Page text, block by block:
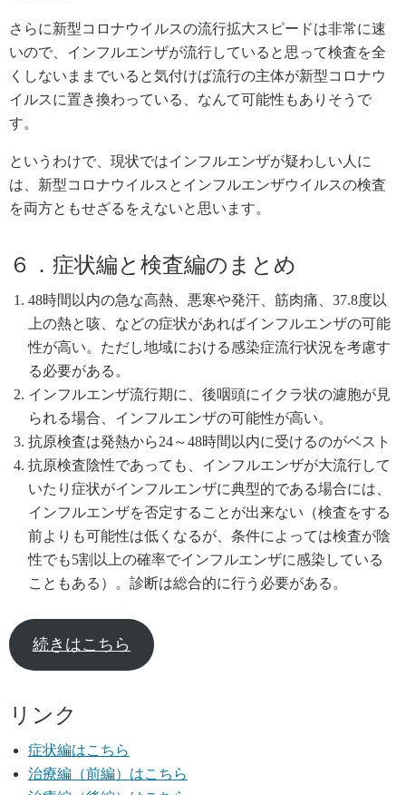
さらに新型コロナウイルスの流行拡大スピードは非常に速
いので、インフルエンザが流行していると思って検査を全
くしないままでいると気付けば流行の主体が新型コロナウ
イルスに置き換わっている、なんて可能性もありそうで
す。
というわけで、現状ではインフルエンザが疑わしい人に
は、新型コロナウイルスとインフルエンザウイルスの検査
を両方ともせざるをえないと思います。
６．症状編と検査編のまとめ
48時間以内の急な高熱、悪寒や発汗、筋肉痛、37.8度以
上の熱と咳、などの症状があればインフルエンザの可能
性が高い。ただし地域における感染症流行状況を考慮す
る必要がある。
インフルエンザ流行期に、後咽頭にイクラ状の濾胞が見
られる場合、インフルエンザの可能性が高い。
抗原検査は発熱から24～48時間以内に受けるのがベスト
抗原検査陰性であっても、インフルエンザが大流行して
いたり症状がインフルエンザに典型的である場合には、
インフルエンザを否定することが出来ない（検査をする
前よりも可能性は低くなるが、条件によっては検査が陰
性でも5割以上の確率でインフルエンザに感染している
こともある）。診断は総合的に行う必要がある。
続きはこちら
リンク
症状編はこちら
治療編（前編）はこちら